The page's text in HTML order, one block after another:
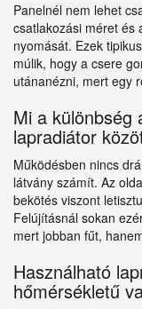
Panelnél nem lehet
csatlakozási méret és
nyomását. Ezek
múlik, hogy a csere
utánanézni, mert egy
Mi a különbség
lapradiátor
Működésben nincs
látvány számít. Az
bekötés viszont
Felújításnál sokan
mert jobban fűt,
Használható
hőmérsékletű